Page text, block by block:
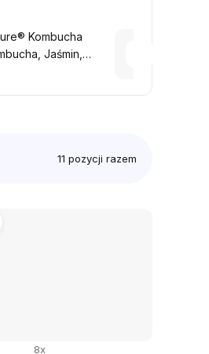
Kombucha
Jaśmin,
11 pozycji razem
8x